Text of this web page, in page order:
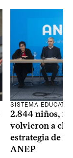
SISTEMA
2.844 niños,
volvieron a
estrategia de
ANEP